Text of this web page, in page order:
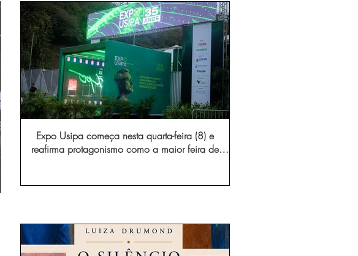
viagens de caminhões por ano pelas vias de Timóteo
Expo Usipa começa nesta quarta-feira (8) e
reafirma protagonismo como a maior feira de